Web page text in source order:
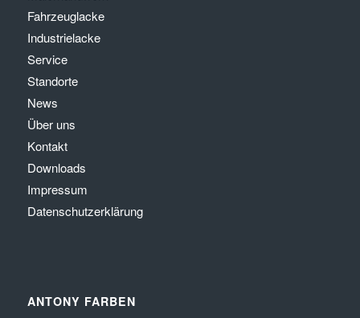
Fahrzeuglacke
Industrielacke
Service
Standorte
News
Über uns
Kontakt
Downloads
Impressum
Datenschutzerklärung
ANTONY FARBEN